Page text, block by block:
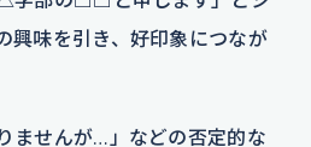
興味を引き、好印象につなが
ませんが…」などの否定的な